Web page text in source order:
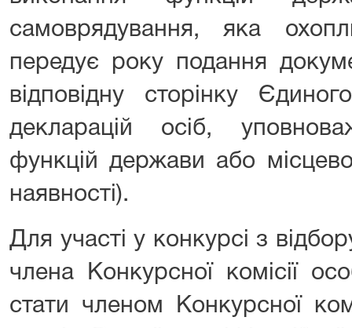
самоврядування, яка
передує року подання
відповідну сторінку
декларацій осіб,
функцій держави або
наявності).
Для участі у конкурсі з
члена Конкурсної комісії
стати членом Конкурсної